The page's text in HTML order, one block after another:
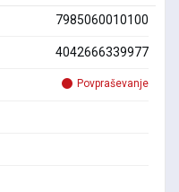
7985060010100
4042666339977
Povpraševanje